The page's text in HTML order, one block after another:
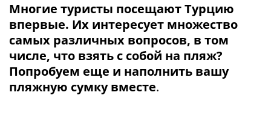
Многие туристы посещают Турцию
впервые. Их интересует множество
самых различных вопросов, в том
числе, что взять с собой на пляж?
Попробуем еще и наполнить вашу
пляжную сумку вместе.